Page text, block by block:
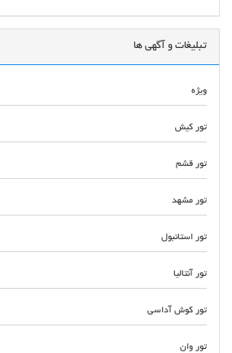
تبلیغات و آگهی ها
ویژه
تور کیش
تور قشم
تور مشهد
تور استانبول
تور آنتالیا
تور کوش آداسی
تور وان